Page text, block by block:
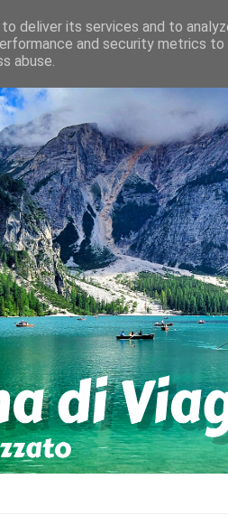
deliver its services and to
and security metrics
abuse.